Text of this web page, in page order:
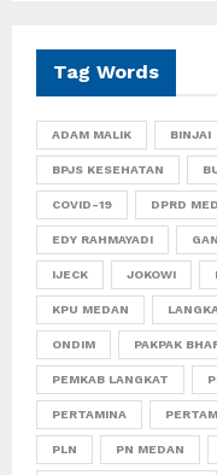
Tag Words
ADAM MALIK BINJAI
BPJS KESEHATAN
COVID-19 DPRD
EDY RAHMAYADI
IJECK JOKOWI
KPU MEDAN
ONDIM PAKPAK
PEMKAB LANGKAT
PERTAMINA
PLN PN MEDAN